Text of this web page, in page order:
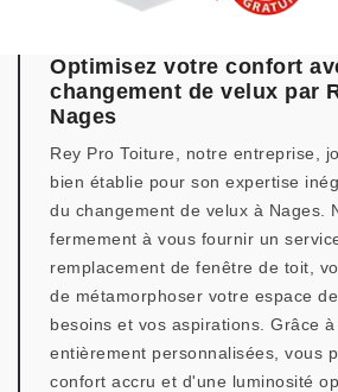
Optimisez votre confort
changement de velux par
Nages
Rey Pro Toiture, notre entreprise,
bien établie pour son expertise
du changement de velux à Nages.
fermement à vous fournir un
remplacement de fenêtre de toit,
de métamorphoser votre espace
besoins et vos aspirations. Grâce
entièrement personnalisées, vous
confort accru et d'une luminosité